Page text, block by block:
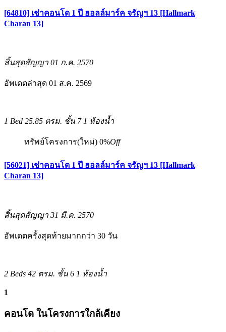
[64810] เช่าคอนโด 1 ปี ฮอลล์มาร์ค จรัญฯ 13 [Hallmark
Charan 13]
สิ้นสุดสัญญา 01 ก.ค. 2570
อัพเดตล่าสุด 01 ส.ค. 2569
1 Bed 25.85 ตรม. ชั้น 7 1 ห้องน้ำ
ทรัพย์โครงการ(ใหม่) 0%Off
[56021] เช่าคอนโด 1 ปี ฮอลล์มาร์ค จรัญฯ 13 [Hallmark
Charan 13]
สิ้นสุดสัญญา 31 มี.ค. 2570
อัพเดตครั้งสุดท้ายมากกว่า 30 วัน
2 Beds 42 ตรม. ชั้น 6 1 ห้องน้ำ
1
คอนโด ในโครงการใกล้เคียง